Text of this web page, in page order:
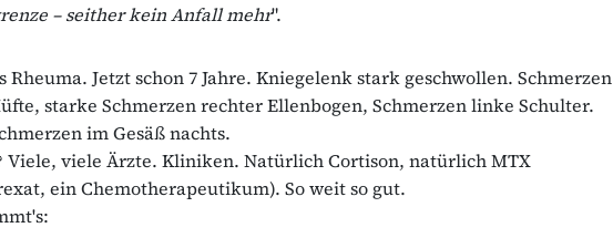
– seither kein Anfall mehr".
Rheuma. Jetzt schon 7 Jahre. Kniegelenk stark geschwollen. Schmerzen
starke Schmerzen rechter Ellenbogen, Schmerzen linke Schulter.
im Gesäß nachts.
Viele, viele Ärzte. Kliniken. Natürlich Cortison, natürlich MTX
ein Chemotherapeutikum). So weit so gut.